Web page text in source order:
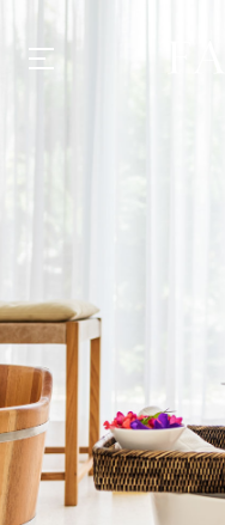
DESCUBRA
WHAT'S COOKING
HISTÓRIA
SUSTENTABILIDADE
CONTATO